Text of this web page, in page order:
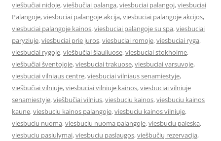
viešbučiai nidoje,viešbučiai palanga,viesbuciai palangoj,viesbuciai
Palangoje,viesbuciai palangoje akcija,viesbuciai palangoje akcijos,
viesbuciai palangoje kainos,viesbuciai palangoje su spa,viesbuciai
paryziuje,viesbuciai prie juros,viesbuciai romoje,viesbuciai ryga,
viesbuciai rygoje,viešbučiai šiauliuose,viesbuciai stokholme,
viešbučiai šventojoje,viesbuciai trakuose,viesbuciai varsuvoje,
viesbuciai vilniaus centre,viesbuciai vilniaus senamiestyje,
viešbučiai vilniuje,viesbuciai vilniuje kainos,viesbuciai vilniuje
senamiestyje,viešbučiai vilnius,viesbuciu kainos,viesbuciu kainos
kaune,viesbuciu kainos palangoje,viesbuciu kainos vilniuje,
viesbuciu nuoma,viesbuciu nuoma palangoje,viesbuciu paieska,
viesbuciu pasiulymai,viesbuciu paslaugos,viešbučių rezervacija,